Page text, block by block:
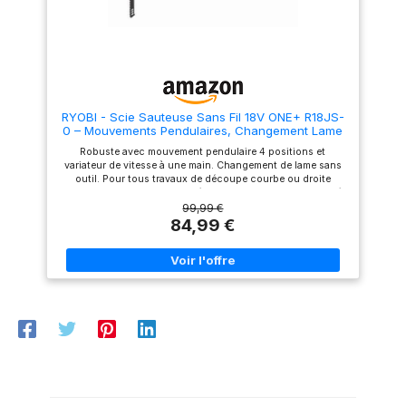
Éclairage LED pour une
Meilleure Visibilité : Finies les
pour des résultats précis,
même tard le soir ou dans des
zones sombres Changement
de Lame Rapide et Sans Effort :
notre système de changement
de lame sans outil vous
permet de remplacer les lames
la famille de produits dans le
La livraison ne comprend pas
la batterie et le chargeur. Ils
par exemple en tant que kit de
démarrage pratique pour
Einhell Remarque : retirez
l'appareil. Pour prolonger la
veuillez charger la batterie
immédiatement
RYOBI - Scie Sauteuse Sans Fil 18V ONE+ R18JS-
0 – Mouvements Pendulaires, Changement Lame
Batterie Non Incluse
Robuste avec mouvement pendulaire 4 positions et
variateur de vitesse à une main. Changement de lame sans
outil. Pour tous travaux de découpe courbe ou droite
avec 1 lame bois. Course 25 mm. Vitesse 1100-3000 cp/min.
Capacité bois 101 mm. Batterie Non Incluse. Avec une
batterie 5,0 Ah, réalise environ 90 coupes de 38x89mm.
99,99 €
84,99 €